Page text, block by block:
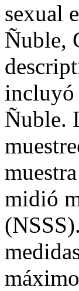
sexual
Ñuble,
incluyó
Ñuble.
midió